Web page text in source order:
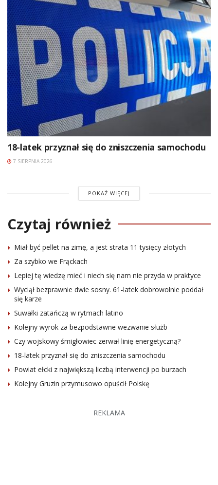
18-latek przyznał się do zniszczenia samochodu
7 SIERPNIA 2026
POKAŻ WIĘCEJ
Czytaj również
Miał być pellet na zimę, a jest strata 11 tysięcy złotych
Za szybko we Frąckach
Lepiej tę wiedzę mieć i niech się nam nie przyda w praktyce
Wyciął bezprawnie dwie sosny. 61-latek dobrowolnie poddał
się karze
Suwałki zatańczą w rytmach latino
Kolejny wyrok za bezpodstawne wezwanie służb
Czy wojskowy śmigłowiec zerwał linię energetyczną?
18-latek przyznał się do zniszczenia samochodu
Powiat ełcki z największą liczbą interwencji po burzach
Kolejny Gruzin przymusowo opuścił Polskę
REKLAMA